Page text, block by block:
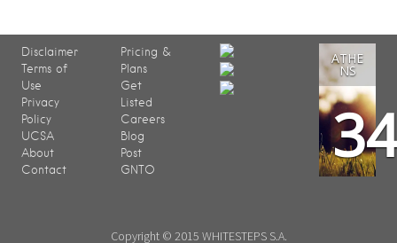
Disclaimer
Terms of
Use
Privacy
Policy
UCSA
About
Contact
Pricing &
Plans
Get
Listed
Careers
Blog
Post
GNTO
ATHE
NS
Copyright © 2015 WHITESTEPS S.A.